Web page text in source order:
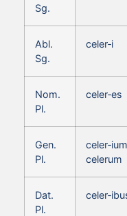
Sg.
Abl.
Sg.
celer‑i
Nom.
Pl.
celer‑es
Gen.
Pl.
celerum
Dat.
Pl.